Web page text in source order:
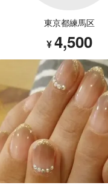
東京都練馬区
¥4,500